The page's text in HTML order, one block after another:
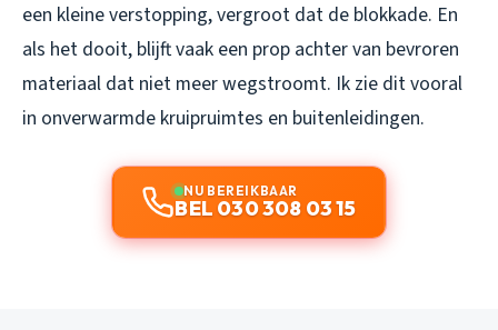
een kleine verstopping, vergroot dat de blokkade. En
als het dooit, blijft vaak een prop achter van bevroren
materiaal dat niet meer wegstroomt. Ik zie dit vooral
in onverwarmde kruipruimtes en buitenleidingen.
NU BEREIKBAAR
BEL 030 308 03 15